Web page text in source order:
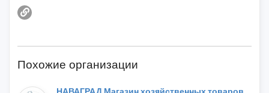
Похожие организации